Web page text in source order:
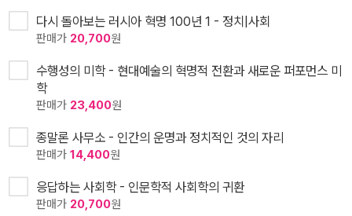
다시 돌아보는 러시아 혁명 100년 1 - 정치|사회
판매가 20,700원
수행성의 미학 - 현대예술의 혁명적 전환과 새로운 퍼포먼스 미
학
판매가 23,400원
종말론 사무소 - 인간의 운명과 정치적인 것의 자리
판매가 14,400원
응답하는 사회학 - 인문학적 사회학의 귀환
판매가 20,700원